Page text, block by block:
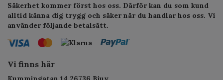
Säkerhet kommer först hos oss. Därför kan du som kund
alltid känna dig trygg och säker när du handlar hos oss. Vi
använder följande betalsätt.
Vi finns här